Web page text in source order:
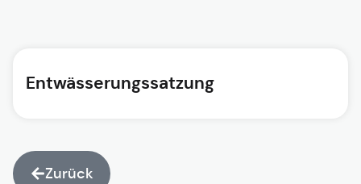
Entwässerungssatzung
Zurück